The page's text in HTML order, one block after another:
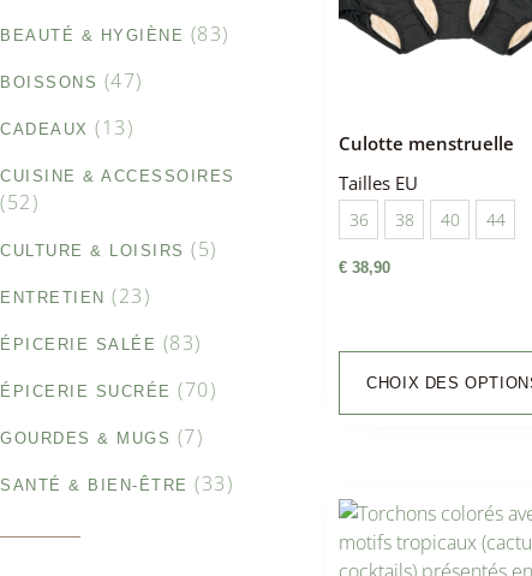
BEAUTÉ & HYGIÈNE (83)
BOISSONS (47)
CADEAUX (13)
CUISINE & ACCESSOIRES
(52)
CULTURE & LOISIRS (5)
ENTRETIEN (23)
ÉPICERIE SALÉE (83)
ÉPICERIE SUCRÉE (70)
GOURDES & MUGS (7)
SANTÉ & BIEN-ÊTRE (33)
Culotte menstruelle
Tailles EU
36 38 40 44
€ 38,90
CHOIX DES